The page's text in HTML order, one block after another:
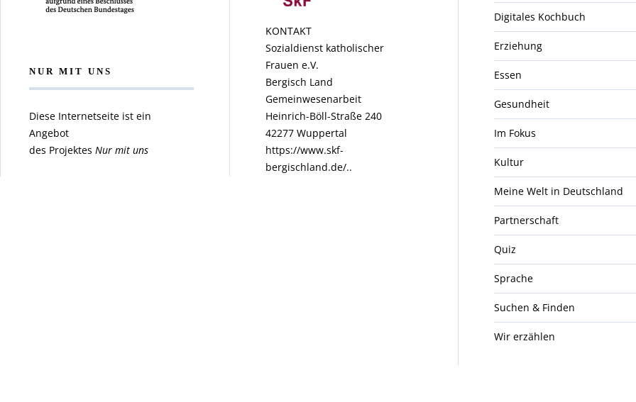
NUR MIT UNS
Diese Internetseite ist ein
Angebot
des Projektes Nur mit uns
KONTAKT
Sozialdienst katholischer
Frauen e.V.
Bergisch Land
Gemeinwesenarbeit
Heinrich-Böll-Straße 240
42277 Wuppertal
https://www.skf-
bergischland.de/..
Digitales Kochbuch
Erziehung
Essen
Gesundheit
Im Fokus
Kultur
Meine Welt in Deutschland
Partnerschaft
Quiz
Sprache
Suchen & Finden
Wir erzählen